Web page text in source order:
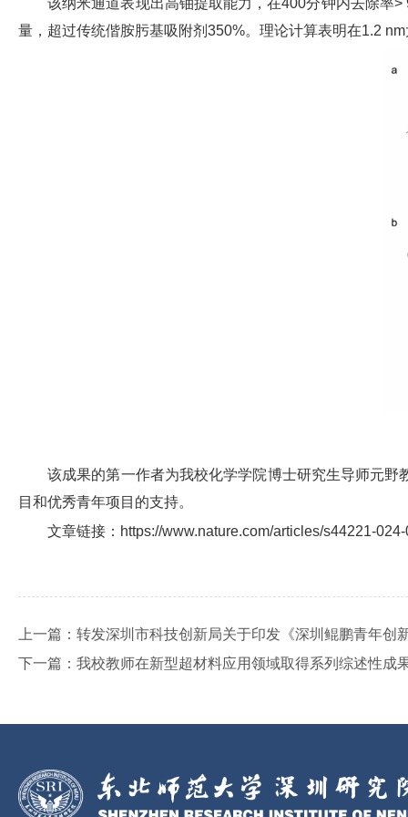
该纳米通道表现出高铀提取能力，在400分钟内去除率
量，超过传统偕胺肟基吸附剂350%。理论计算表明在1.2
该成果的第一作者为我校化学学院博士研究生导师元
目和优秀青年项目的支持。
文章链接：https://www.nature.com/articles/s44221-
上一篇： 转发深圳市科技创新局关于印发《深圳鲲鹏青年创
下一篇： 我校教师在新型超材料应用领域取得系列综述性成